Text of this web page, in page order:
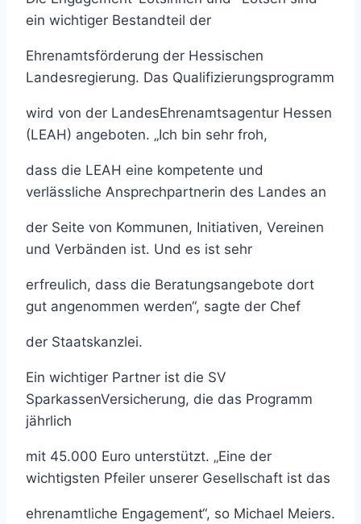
ein wichtiger Bestandteil der
Ehrenamtsförderung der Hessischen
Landesregierung. Das Qualifizierungsprogramm
wird von der LandesEhrenamtsagentur Hessen
(LEAH) angeboten. „Ich bin sehr froh,
dass die LEAH eine kompetente und
verlässliche Ansprechpartnerin des Landes an
der Seite von Kommunen, Initiativen, Vereinen
und Verbänden ist. Und es ist sehr
erfreulich, dass die Beratungsangebote dort
gut angenommen werden“, sagte der Chef
der Staatskanzlei.
Ein wichtiger Partner ist die SV
SparkassenVersicherung, die das Programm
jährlich
mit 45.000 Euro unterstützt. „Eine der
wichtigsten Pfeiler unserer Gesellschaft ist das
ehrenamtliche Engagement“, so Michael Meiers.